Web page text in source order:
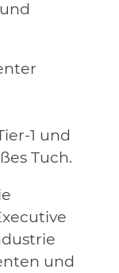
1 und
Tuch.
und